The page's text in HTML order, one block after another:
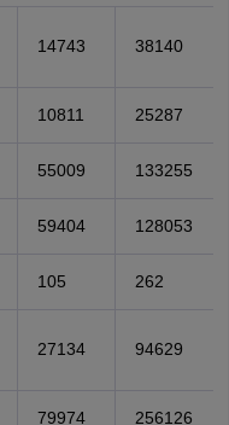
14743 38140
10811 25287
55009 133255
59404 128053
105 262
27134 94629
79974 256126